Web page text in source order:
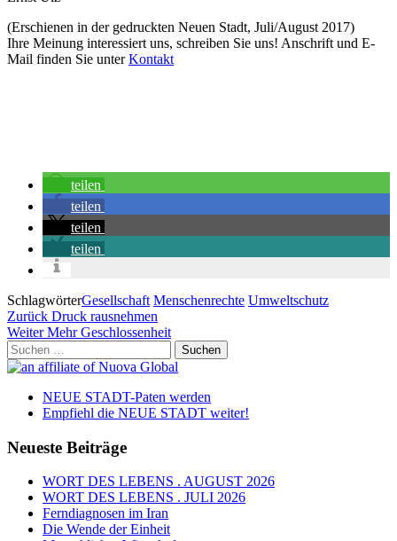
(Erschienen in der gedruckten Neuen Stadt, Juli/August 2017)
Ihre Meinung interessiert uns, schreiben Sie uns! Anschrift und E-
Mail finden Sie unterKontakt
teilen
teilen
teilen
teilen
SchlagwörterGesellschaft Menschenrechte Umweltschutz
Beitragsnavigation
Vorheriger
Beitrag
Zurück Druck rausnehmen
Nächster
Beitrag
Weiter Mehr Geschlossenheit
Suchen
nach:
NEUE STADT-Paten werden
Empfiehl die NEUE STADT weiter!
Neueste Beiträge
WORT DES LEBENS . AUGUST 2026
WORT DES LEBENS . JULI 2026
Ferndiagnosen im Iran
Die Wende der Einheit